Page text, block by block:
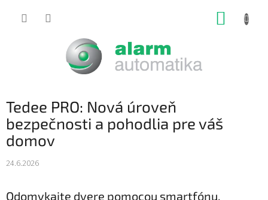
Tedee PRO: Nová úroveň
bezpečnosti a pohodlia pre váš
domov
24.6.2026
Odomykajte dvere pomocou smartfónu,